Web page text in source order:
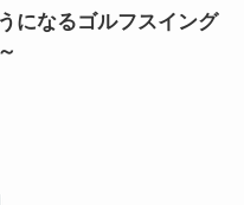
になるゴルフスイング